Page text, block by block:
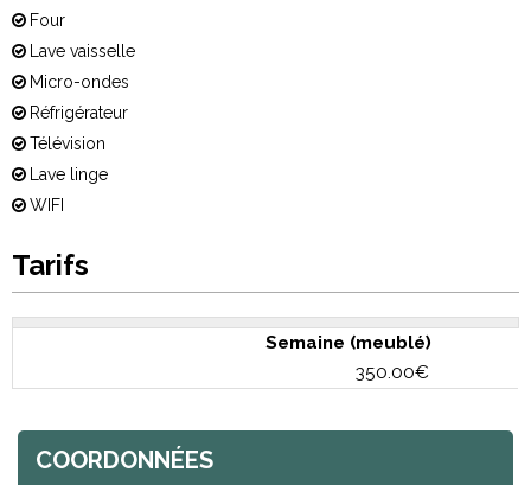
Four
Lave vaisselle
Micro-ondes
Réfrigérateur
Télévision
Lave linge
WIFI
Tarifs
Semaine (meublé)
350.00€
COORDONNÉES